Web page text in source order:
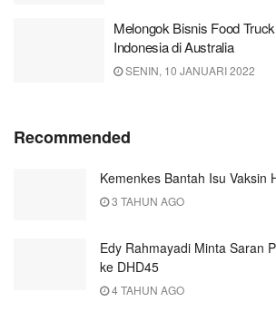
Melongok Bisnis Food
Indonesia di Australia
SENIN, 10 JANUARI 2022
Recommended
Kemenkes Bantah Isu Vaksin
3 TAHUN AGO
Edy Rahmayadi Minta Saran
ke DHD45
4 TAHUN AGO